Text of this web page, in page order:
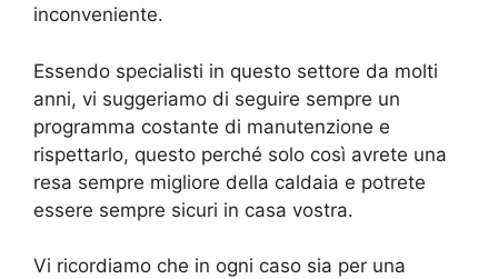
inconveniente.
Essendo specialisti in questo settore da molti
anni, vi suggeriamo di seguire sempre un
programma costante di manutenzione e
rispettarlo, questo perché solo così avrete una
resa sempre migliore della caldaia e potrete
essere sempre sicuri in casa vostra.
Vi ricordiamo che in ogni caso sia per una